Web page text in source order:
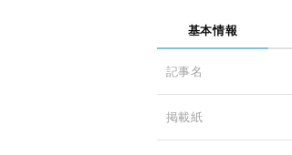
基本情報
記事名
掲載紙